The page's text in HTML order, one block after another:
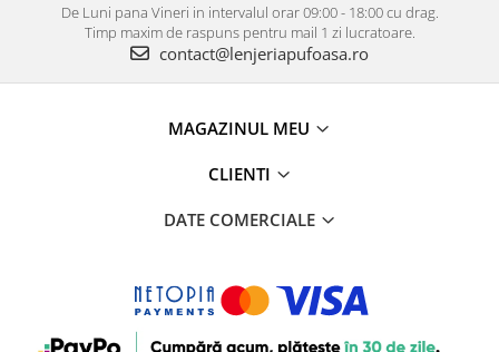
De Luni pana Vineri in intervalul orar 09:00 - 18:00 cu drag.
Timp maxim de raspuns pentru mail 1 zi lucratoare.
contact@lenjeriapufoasa.ro
MAGAZINUL MEU
CLIENTI
DATE COMERCIALE